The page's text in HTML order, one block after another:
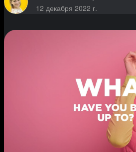
12 декабря 2022 г.